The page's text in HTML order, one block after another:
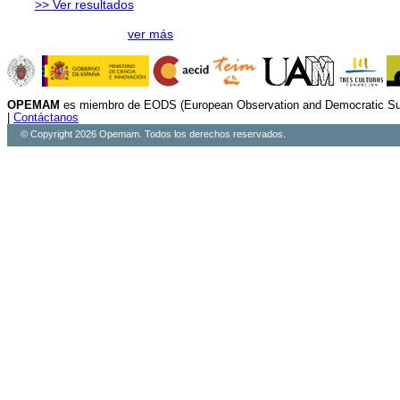
>> Ver resultados
ver más
OPEMAM es miembro de EODS (European Observation and Democratic
Contáctanos
© Copyright 2026 Opemam. Todos los derechos reservados.